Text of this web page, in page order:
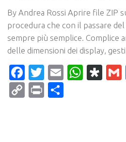
By Andrea Rossi Aprire file ZIP
procedura che con il passare
sempre più semplice. Complice
delle dimensioni dei display,
Facebook
Twitter
Email
CopyPrint